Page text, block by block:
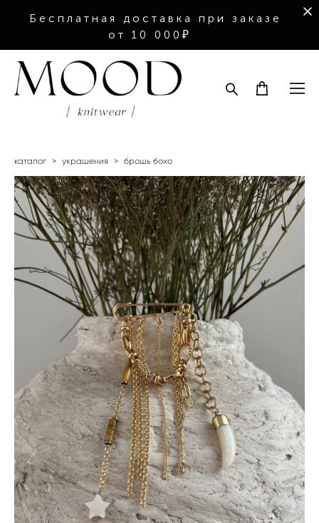
Бесплатная доставка при заказе
от 10 000₽
каталог > украшения > брошь бохо